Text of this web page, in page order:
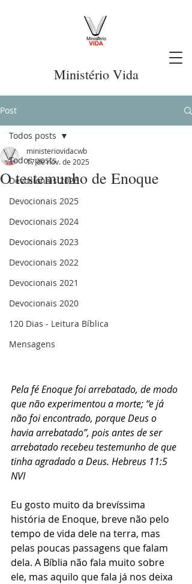
Ministério Vida
Post
Todos posts
Devocionais 2026
Devocionais 2025
Devocionais 2024
Devocionais 2023
Devocionais 2022
Devocionais 2021
Devocionais 2020
120 Dias - Leitura Bíblica
Mensagens
Todos posts
O testemunho de Enoque
ministeriovidacwb
17 de nov. de 2025
Pela fé Enoque foi arrebatado, de modo
que não experimentou a morte; “e já
não foi encontrado, porque Deus o
havia arrebatado”, pois antes de ser
arrebatado recebeu testemunho de que
tinha agradado a Deus. Hebreus 11:5
NVI
Eu gosto muito da brevíssima
história de Enoque, breve não pelo
tempo de vida dele na terra, mas
pelas poucas passagens que falam
dela. A Bíblia não fala muito sobre
ele, mas aquilo que fala já nos deixa